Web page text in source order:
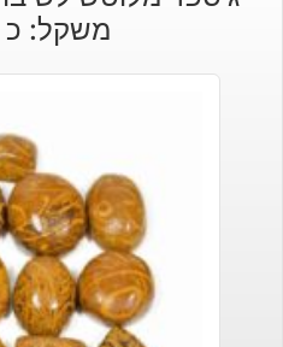
משקל: כ 13 קרט